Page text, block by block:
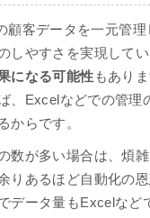
顧客データを一元管
しやすさを実現してい
になる可能性 もあり
、Excelなどでの管理
からです。
数が多い場合は、煩
りあるほど自動化の
データ量もExcelなど